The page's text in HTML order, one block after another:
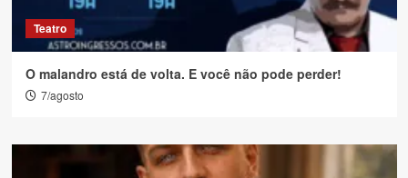
Teatro
O malandro está de volta. E você não pode perder!
7/agosto